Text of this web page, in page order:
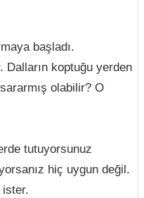
başladı.
Dalların koptuğu yerden
olabilir? O
tutuyorsunuz
hiç uygun değil.
ister.